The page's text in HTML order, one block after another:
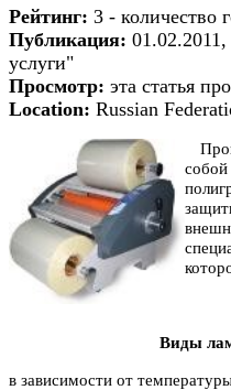
Рейтинг: 3 - количество
Публикация:
услуги"
Просмотр: эта статья
Location: Russian
Виды
в зависимости от